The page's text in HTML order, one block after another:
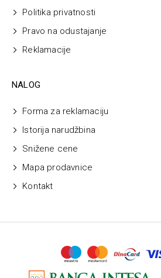
Politika privatnosti
Pravo na odustajanje
Reklamacije
NALOG
Forma za reklamaciju
Istorija narudžbina
Snižene cene
Mapa prodavnice
Kontakt